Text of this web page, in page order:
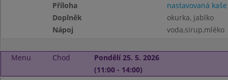
Příloha
nastavovaná kaše
Doplněk
okurka, jablko
Nápoj
voda,sirup,mléko
Menu Chod
Pondělí 25. 5. 2026
(11:00 - 14:00)